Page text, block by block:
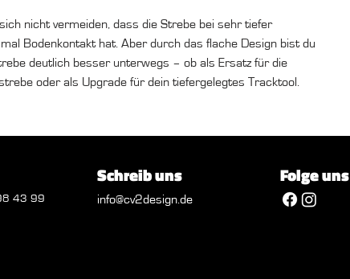
nicht vermeiden, dass die Strebe bei sehr tiefer
Bodenkontakt hat. Aber durch das flache Design bist du
deutlich besser unterwegs – ob als Ersatz für die
oder als Upgrade für dein tiefergelegtes Tracktool.
43 99
Schreib uns
info@cv2design.de
Folge uns